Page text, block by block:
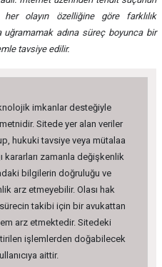
olayın özelliğine göre farklılık
uğramamak adına süreç boyunca bir
tavsiye edilir.
imkanlar desteğiyle
Sitede yer alan veriler
hukuki tavsiye veya mütalaa
kararları zamanla değişkenlik
bilgilerin doğruluğu ve
arz etmeyebilir. Olası hak
sürecin takibi için bir avukattan
arz etmektedir. Sitedeki
işlemlerden doğabilecek
aittir.